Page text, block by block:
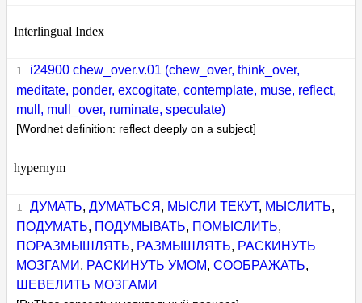
Interlingual Index
i24900 chew_over.v.01 (chew_over, think_over,
meditate, ponder, excogitate, contemplate, muse, reflect,
mull, mull_over, ruminate, speculate)
[Wordnet definition: reflect deeply on a subject]
hypernym
ДУМАТЬ, ДУМАТЬСЯ , МЫСЛИ ТЕКУТ, МЫСЛИТЬ,
ПОДУМАТЬ, ПОДУМЫВАТЬ, ПОМЫСЛИТЬ,
ПОРАЗМЫШЛЯТЬ, РАЗМЫШЛЯТЬ, РАСКИНУТЬ
МОЗГАМИ , РАСКИНУТЬ УМОМ,СООБРАЖАТЬ,
ШЕВЕЛИТЬ МОЗГАМИ